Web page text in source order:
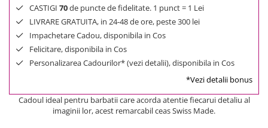
CASTIGI 70de puncte de fidelitate. 1 punct = 1 Lei
LIVRARE GRATUITA, in 24-48 de ore, peste 300 lei
Impachetare Cadou, disponibila in Cos
Felicitare, disponibila in Cos
Personalizarea Cadourilor* (vezi detalii), disponibila in Cos
*Vezi detalii bonus
Cadoul ideal pentru barbatii care acorda atentie fiecarui detaliu al
imaginii lor, acest remarcabil ceas Swiss Made.